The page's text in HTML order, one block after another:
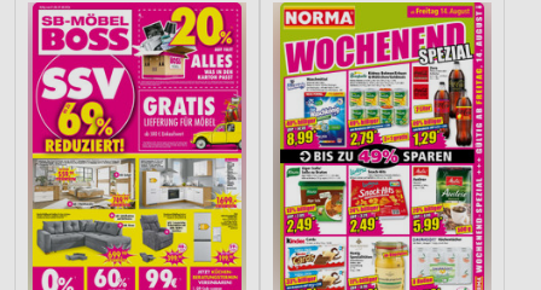
Geräte anhand von aktiv angeforderten
Informationen identifizieren
Nicht-IAB-Verarbeitungszwecke:
Notwendig
Performance
Funktional
Werbung